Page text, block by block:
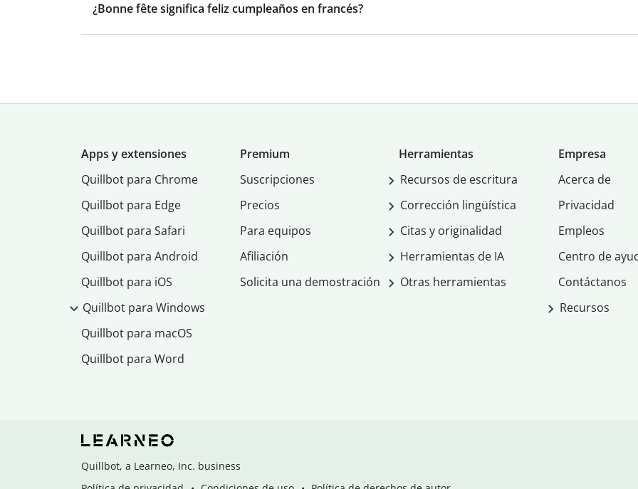
¿Bonne fête significa feliz cumpleaños en francés?
Apps y extensiones
Quillbot para Chrome
Quillbot para Edge
Quillbot para Safari
Quillbot para Android
Quillbot para iOS
Quillbot para Windows
Quillbot para macOS
Quillbot para Word
Premium
Suscripciones
Precios
Para equipos
Afiliación
Solicita una demostración
Herramientas
Recursos de escritura
Corrección lingüística
Citas y originalidad
Herramientas de IA
Otras herramientas
Empresa
Acerca de
Privacidad
Empleos
Centro de
Contáctanos
Recursos
Quillbot, a Learneo, Inc. business